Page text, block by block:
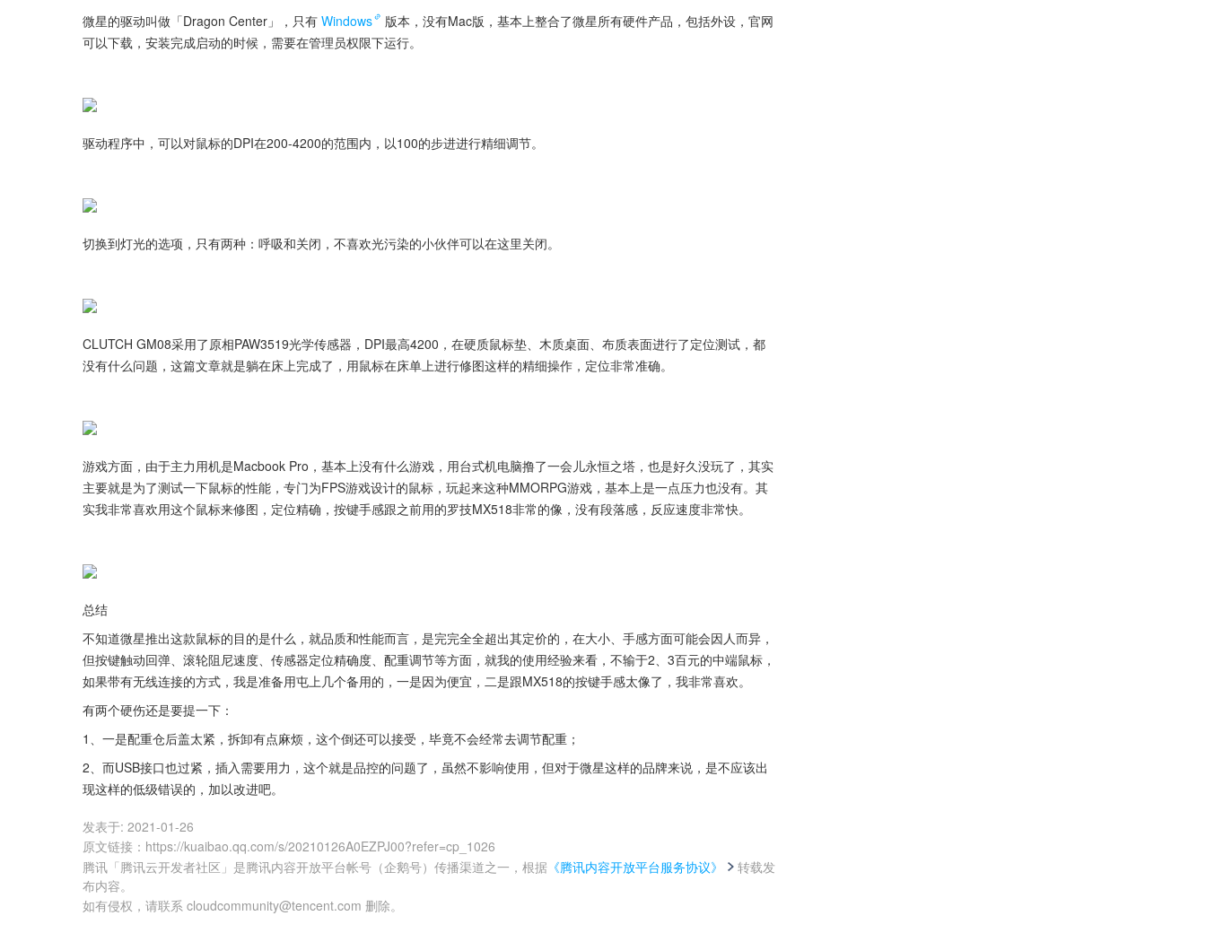
微星的驱动叫做「Dragon Center」，只有 Windows
版本，没有Mac版，基本上整合了微星所有硬件产品，包括外设，官网
可以下载，安装完成启动的时候，需要在管理员权限下运行。
驱动程序中，可以对鼠标的DPI在200-4200的范围内，以100的步进进行精细调节。
切换到灯光的选项，只有两种：呼吸和关闭，不喜欢光污染的小伙伴可以在这里关闭。
CLUTCH GM08采用了原相PAW3519光学传感器，DPI最高4200，在硬质鼠标垫、木质桌面、布质表面进行了定位测试，都
没有什么问题，这篇文章就是躺在床上完成了，用鼠标在床单上进行修图这样的精细操作，定位非常准确。
游戏方面，由于主力用机是Macbook Pro，基本上没有什么游戏，用台式机电脑撸了一会儿永恒之塔，也是好久没玩了，其实
主要就是为了测试一下鼠标的性能，专门为FPS游戏设计的鼠标，玩起来这种MMORPG游戏，基本上是一点压力也没有。其
实我非常喜欢用这个鼠标来修图，定位精确，按键手感跟之前用的罗技MX518非常的像，没有段落感，反应速度非常快。
总结
不知道微星推出这款鼠标的目的是什么，就品质和性能而言，是完完全全超出其定价的，在大小、手感方面可能会因人而异，
但按键触动回弹、滚轮阻尼速度、传感器定位精确度、配重调节等方面，就我的使用经验来看，不输于2、3百元的中端鼠标，
如果带有无线连接的方式，我是准备用屯上几个备用的，一是因为便宜，二是跟MX518的按键手感太像了，我非常喜欢。
有两个硬伤还是要提一下：
1、一是配重仓后盖太紧，拆卸有点麻烦，这个倒还可以接受，毕竟不会经常去调节配重；
2、而USB接口也过紧，插入需要用力，这个就是品控的问题了，虽然不影响使用，但对于微星这样的品牌来说，是不应该出
现这样的低级错误的，加以改进吧。
发表于: 2021-01-26
原文链接 ： https://kuaibao.qq.com/s/20210126A0EZPJ00?refer=cp_1026
腾讯「腾讯云开发者社区」是腾讯内容开放平台帐号（企鹅号）传播渠道之一，根据 《腾讯内容开放平台服务协议》
转载发
布内容。
如有侵权，请联系 cloudcommunity@tencent.com 删除。